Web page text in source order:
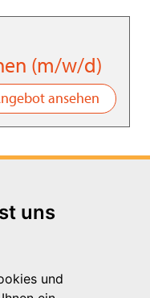
uns
und
(m/w/d)
ansehen